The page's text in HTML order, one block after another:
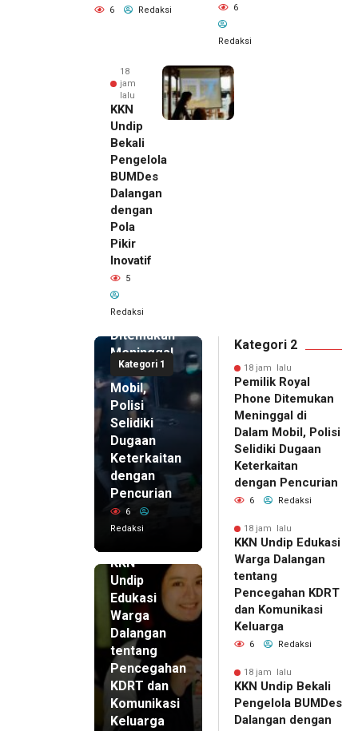
6 Redaksi 6
Redaksi
18
jam
lalu
KKN
Undip
Bekali
Pengelola
BUMDes
Dalangan
dengan
Pola
Pikir
Inovatif
5
Redaksi
Kategori 1
Pemilik
Royal
Phone
Ditemukan
Meninggal
di Dalam
Mobil,
Polisi
Selidiki
Dugaan
Keterkaitan
dengan
Pencurian
6
Redaksi
KKN
Undip
Edukasi
Warga
Dalangan
tentang
Pencegahan
KDRT dan
Komunikasi
Keluarga
Kategori 2
18 jam lalu
Pemilik Royal
Phone Ditemukan
Meninggal di
Dalam Mobil, Polisi
Selidiki Dugaan
Keterkaitan
dengan Pencurian
6 Redaksi
18 jam lalu
KKN Undip Edukasi
Warga Dalangan
tentang
Pencegahan KDRT
dan Komunikasi
Keluarga
6 Redaksi
18 jam lalu
KKN Undip Bekali
Pengelola BUMDes
Dalangan dengan